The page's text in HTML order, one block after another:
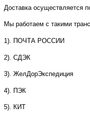
Доставка осуществляется
Мы работаем с такими
1). ПОЧТА РОССИИ
2). СДЭК
3). ЖелДорЭкспедиция
4). ПЭК
5). КИТ